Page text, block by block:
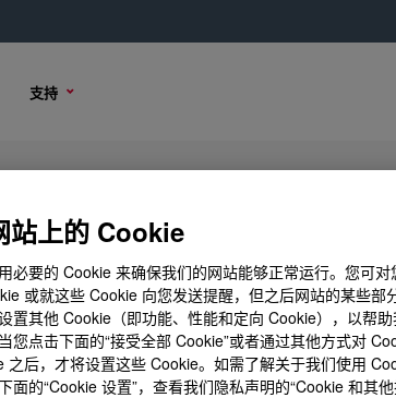
支持
Polyethylene Glycol
技术内容
站上的 Cookie
必要的 Cookie 来确保我们的网站能够正常运行。您可
或就这些 Cookie 向您发送提醒，但之后网站的某些部
置其他 Cookie（即功能、性能和定向 Cookie），以帮
您点击下面的“接受全部 Cookie”或者通过其他方式对
之后，才将设置这些 Cookie。如需了解关于我们使用
面的“Cookie 设置”，查看我们隐私声明的“Cookie 和其他